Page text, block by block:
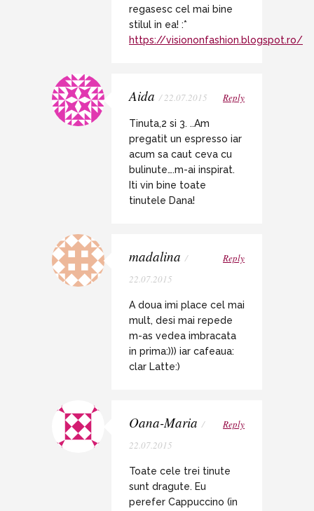
regasesc cel mai bine
stilul in ea! :*
https://visiononfashion.blogspot.ro/
Aida / 22.07.2015 Reply
Tinuta,2 si 3. ..Am
pregatit un espresso iar
acum sa caut ceva cu
bulinute….m-ai inspirat.
Iti vin bine toate
tinutele Dana!
madalina /
22.07.2015
Reply
A doua imi place cel mai
mult, desi mai repede
m-as vedea imbracata
in prima:))) iar cafeaua:
clar Latte:)
Oana-Maria /
22.07.2015
Reply
Toate cele trei tinute
sunt dragute. Eu
perefer Cappuccino (in